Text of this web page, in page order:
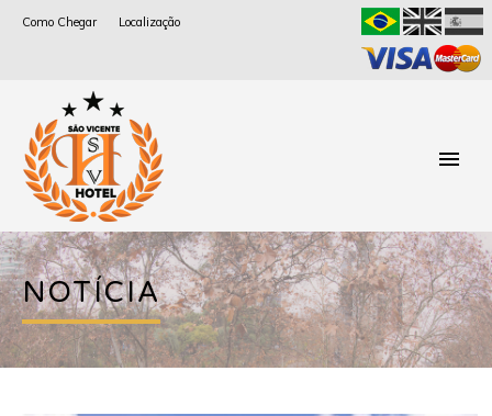
Como Chegar Localização
NOTÍCIA